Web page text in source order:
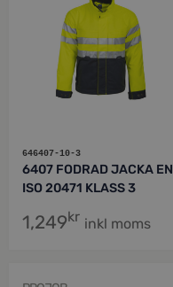
646407-10-3
6407 FODRAD JACKA EN
ISO 20471 KLASS 3
1,249kr inkl moms